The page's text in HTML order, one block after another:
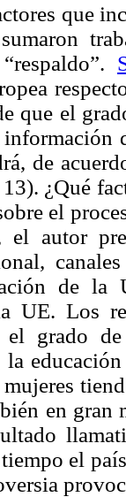
que
que el
de
¿Qué
el
el autor
de la
UE. Los
el grado
la
en gran
el